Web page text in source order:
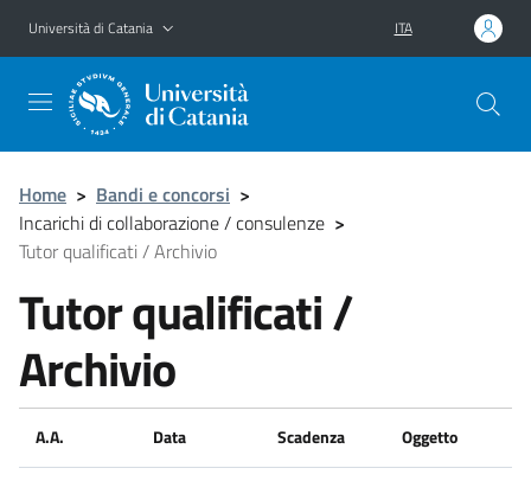
Vai al contenuto principale
Vai al menu di navigazione
Università di Catania ITA
Home > Bandi e concorsi >
Incarichi di collaborazione / consulenze >
Tutor qualificati / Archivio
Tutor qualificati /
Archivio
A.A. Data Scadenza Oggetto